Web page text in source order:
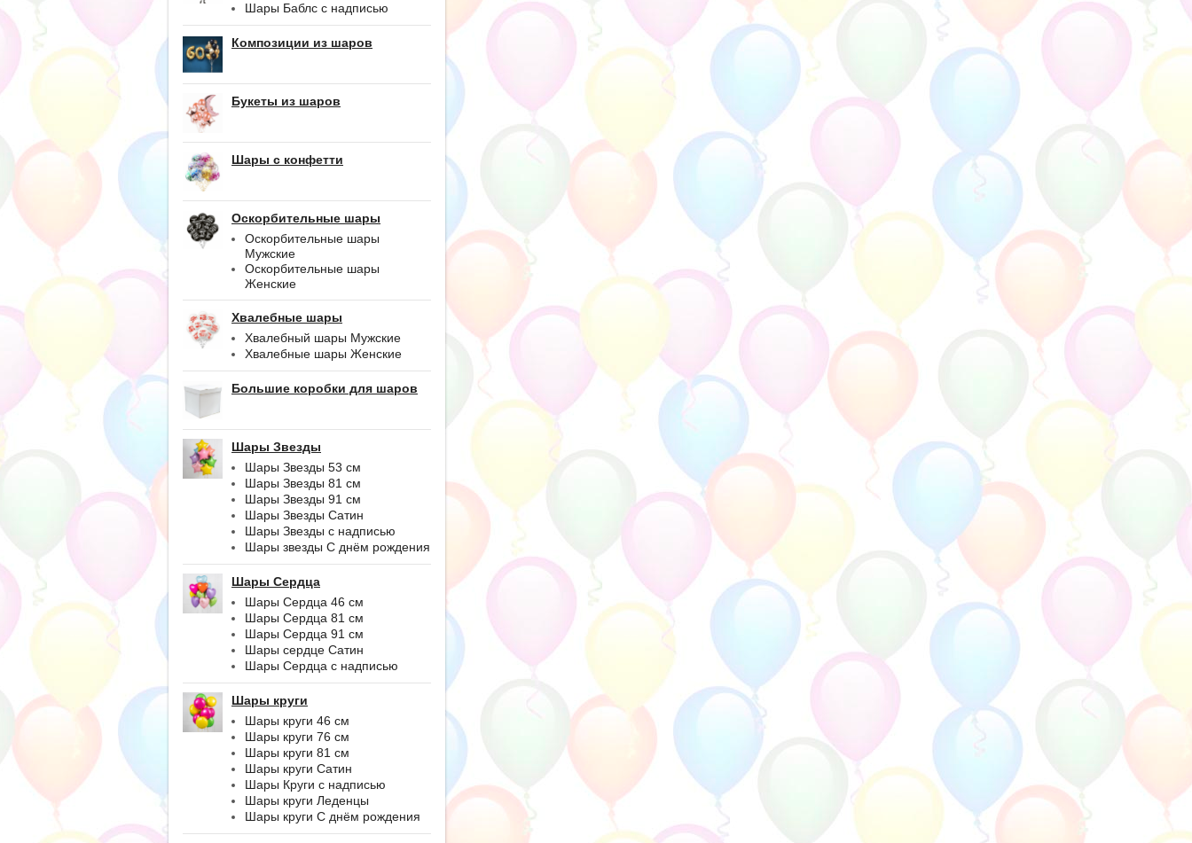
Шары Баблс с надписью
Композиции из шаров
Букеты из шаров
Шары с конфетти
Оскорбительные шары
Оскорбительные шары
Мужские
Оскорбительные шары
Женские
Хвалебные шары
Хвалебный шары Мужские
Хвалебные шары Женские
Большие коробки для шаров
Шары Звезды
Шары Звезды 53 см
Шары Звезды 81 см
Шары Звезды 91 см
Шары Звезды Сатин
Шары Звезды с надписью
Шары звезды С днём рождения
Шары Сердца
Шары Сердца 46 см
Шары Сердца 81 см
Шары Сердца 91 см
Шары сердце Сатин
Шары Сердца с надписью
Шары круги
Шары круги 46 см
Шары круги 76 см
Шары круги 81 см
Шары круги Сатин
Шары Круги с надписью
Шары круги Леденцы
Шары круги С днём рождения